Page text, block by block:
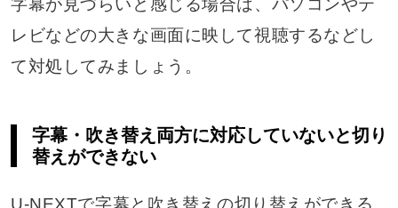
字幕が見づらいと感じる場合は、パソコンやテ
レビなどの大きな画面に映して視聴するなどし
て対処してみましょう。
字幕・吹き替え両方に対応していないと切り
替えができない
U-NEXTで字幕と吹き替えの切り替えができる